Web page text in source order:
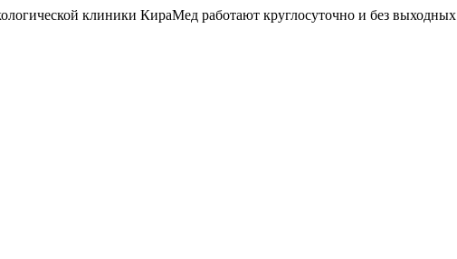
клиники КираМед работают круглосуточно и без выходных